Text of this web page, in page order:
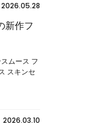
2026.05.28
新作フ
ムース フ
スキンセ
2026.03.10